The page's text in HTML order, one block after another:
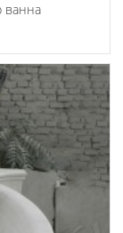
ванна